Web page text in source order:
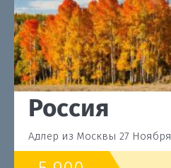
Россия
Адлер из Москвы 27 Ноября